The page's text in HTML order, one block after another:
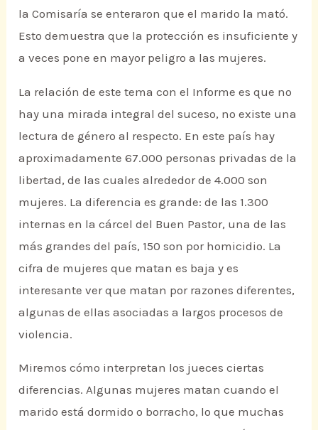
la Comisaría se enteraron que el marido la mató.
Esto demuestra que la protección es insuficiente y
a veces pone en mayor peligro a las mujeres.
La relación de este tema con el Informe es que no
hay una mirada integral del suceso, no existe una
lectura de género al respecto. En este país hay
aproximadamente 67.000 personas privadas de la
libertad, de las cuales alrededor de 4.000 son
mujeres. La diferencia es grande: de las 1.300
internas en la cárcel del Buen Pastor, una de las
más grandes del país, 150 son por homicidio. La
cifra de mujeres que matan es baja y es
interesante ver que matan por razones diferentes,
algunas de ellas asociadas a largos procesos de
violencia.
Miremos cómo interpretan los jueces ciertas
diferencias. Algunas mujeres matan cuando el
marido está dormido o borracho, lo que muchas